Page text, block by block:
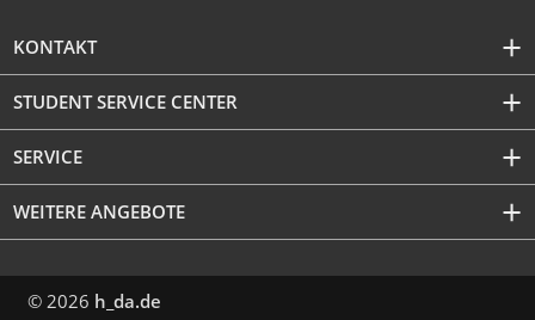
KONTAKT
STUDENT SERVICE CENTER
SERVICE
WEITERE ANGEBOTE
© 2026 h_da.de